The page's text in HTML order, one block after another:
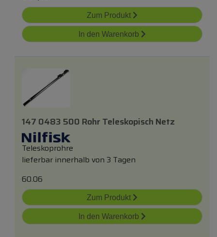
Zum Produkt
In den Warenkorb
147 0483 500 Rohr Teleskopisch Netz
Teleskoprohre
lieferbar innerhalb von 3 Tagen
60.06
Zum Produkt
In den Warenkorb